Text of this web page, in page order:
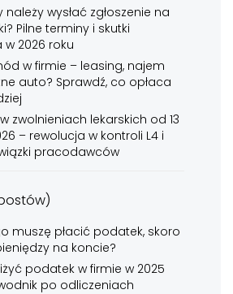
należy wysłać zgłoszenie na
Pilne terminy i skutki
2026 roku
w firmie – leasing, najem
auto? Sprawdź, co opłaca
zwolnieniach lekarskich od 13
– rewolucja w kontroli L4 i
pracodawców
muszę płacić podatek, skoro
na koncie?
podatek w firmie w 2025
po odliczeniach